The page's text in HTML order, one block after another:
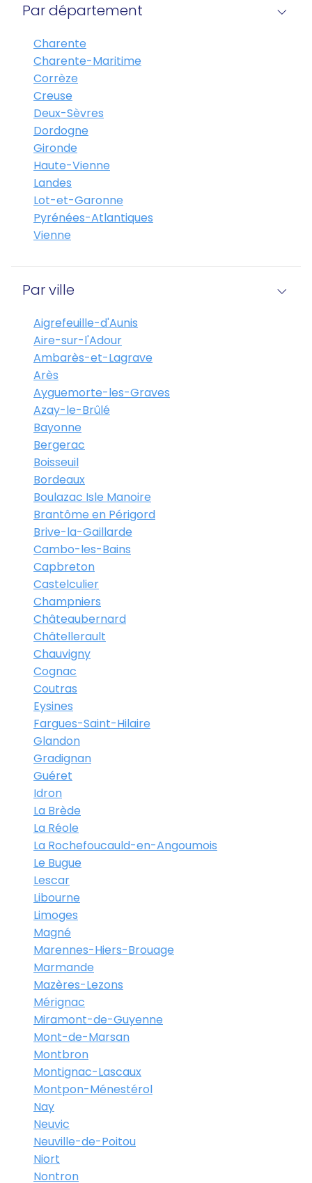
Par département
Charente
Charente-Maritime
Corrèze
Creuse
Deux-Sèvres
Dordogne
Gironde
Haute-Vienne
Landes
Lot-et-Garonne
Pyrénées-Atlantiques
Vienne
Par ville
Aigrefeuille-d'Aunis
Aire-sur-l'Adour
Ambarès-et-Lagrave
Arès
Ayguemorte-les-Graves
Azay-le-Brûlé
Bayonne
Bergerac
Boisseuil
Bordeaux
Boulazac Isle Manoire
Brantôme en Périgord
Brive-la-Gaillarde
Cambo-les-Bains
Capbreton
Castelculier
Champniers
Châteaubernard
Châtellerault
Chauvigny
Cognac
Coutras
Eysines
Fargues-Saint-Hilaire
Glandon
Gradignan
Guéret
Idron
La Brède
La Réole
La Rochefoucauld-en-Angoumois
Le Bugue
Lescar
Libourne
Limoges
Magné
Marennes-Hiers-Brouage
Marmande
Mazères-Lezons
Mérignac
Miramont-de-Guyenne
Mont-de-Marsan
Montbron
Montignac-Lascaux
Montpon-Ménestérol
Nay
Neuvic
Neuville-de-Poitou
Niort
Nontron